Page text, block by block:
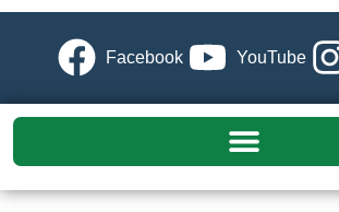
Facebook YouTube